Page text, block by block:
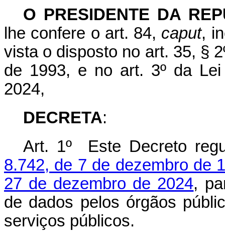
O PRESIDENTE DA
lhe confere o art. 84, caput,
vista o disposto no art. 35, §
de 1993, e no art. 3º da
2024,
DECRETA:
Art. 1º Este Decreto
8.742, de 7 de dezembro de
27 de dezembro de 2024,
de dados pelos órgãos
serviços públicos.